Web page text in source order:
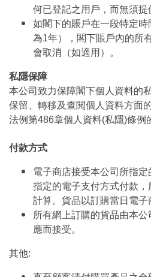
何已登記之用戶，而無須提
如閣下的賬戶在一段特定
為1年），閣下賬戶內的所
會取消（如適用）。
私隱保障
本公司致力保障閣下個人資料的
保留、轉移及查閱個人資料方面
法例第486章個人資料(私隱)條例
付款方式
電子商店接受本公司所指
指定的電子支付方式付款
計算。貨品以訂購當日電子
所有網上訂購的貨品由本
應而接受。
其他: